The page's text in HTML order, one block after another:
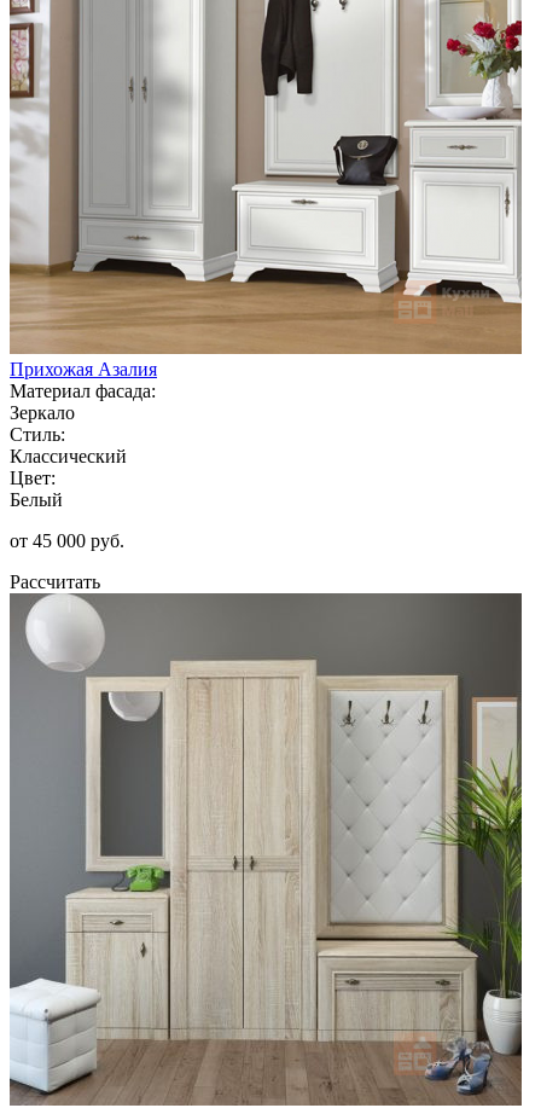
Прихожая Азалия
Материал фасада:
Зеркало
Стиль:
Классический
Цвет:
Белый
от 45 000 руб.
Рассчитать